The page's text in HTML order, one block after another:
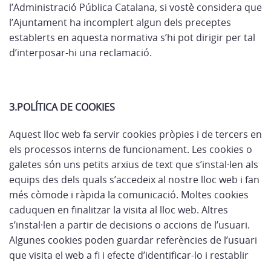
l’Administració Pública Catalana, si vostè considera que
l’Ajuntament ha incomplert algun dels preceptes
establerts en aquesta normativa s’hi pot dirigir per tal
d’interposar-hi una reclamació.
3.POLÍTICA DE COOKIES
Aquest lloc web fa servir cookies pròpies i de tercers en
els processos interns de funcionament. Les cookies o
galetes són uns petits arxius de text que s’instal·len als
equips des dels quals s’accedeix al nostre lloc web i fan
més còmode i ràpida la comunicació. Moltes cookies
caduquen en finalitzar la visita al lloc web. Altres
s’instal·len a partir de decisions o accions de l’usuari.
Algunes cookies poden guardar referències de l’usuari
que visita el web a fi i efecte d’identificar-lo i restablir